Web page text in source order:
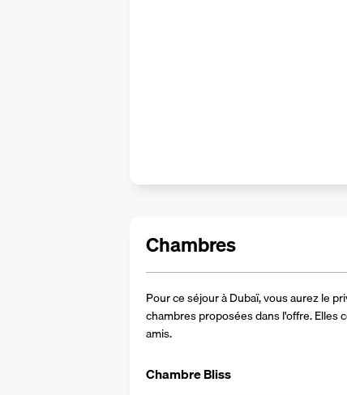
Chambres
Pour ce séjour à Dubaï, vous aurez le
chambres proposées dans l'offre. Elles
amis.
Chambre Bliss